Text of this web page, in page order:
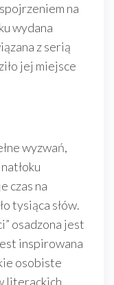
na
wydana
z serią
jej miejsce
wyzwań,
czas na
tysiąca słów.
osadzona jest
inspirowana
osobiste
literackich